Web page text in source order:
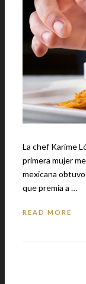
La chef Karime
primera mujer
mexicana
que premia a …
READ MORE